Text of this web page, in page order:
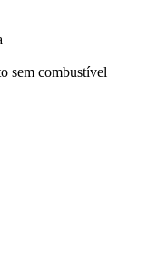
sem combustível